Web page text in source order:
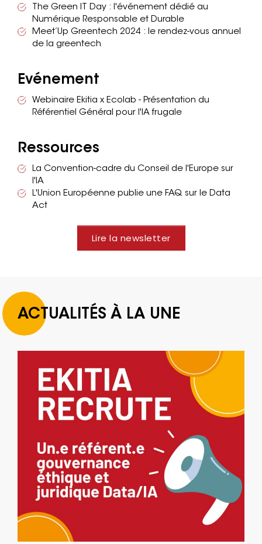
The Green IT Day : l'événement dédié au
Numérique Responsable et Durable
Meet’Up Greentech 2024 : le rendez-vous annuel
de la greentech
Evénement
Webinaire Ekitia x Ecolab - Présentation du
Référentiel Général pour l'IA frugale
Ressources
La Convention-cadre du Conseil de l'Europe sur
l'IA
L'Union Européenne publie une FAQ sur le Data
Act
Lire la newsletter
ACTUALITÉS À LA UNE